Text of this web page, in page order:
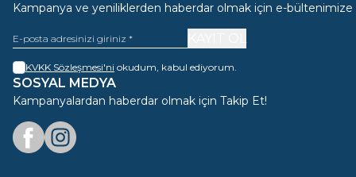
Kampanya ve yeniliklerden haberdar olmak için e-bültenimize
KVKK Sözleşmesi'ni okudum, kabul ediyorum.
SOSYAL MEDYA
Kampanyalardan haberdar olmak için Takip Et!
FacebookInstagram